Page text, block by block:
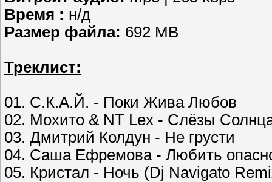
Время : н/д
Размер файла: 692 MB
Треклист:
01. С.К.А.Й. - Поки Жива Любов
02. Мохито & NT Lex - Слёзы
03. Дмитрий Колдун - Не грусти
04. Саша Ефремова - Любить
05. Кристал - Ночь (Dj Navigato